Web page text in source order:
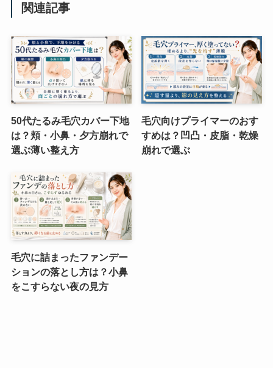
関連記事
50代たるみ毛穴カバー下地
は？頬・小鼻・夕方崩れで
選ぶ薄い整え方
毛穴向けプライマーのおす
すめは？凹凸・皮脂・乾燥
崩れで選ぶ
毛穴に詰まったファンデー
ションの落とし方は？小鼻
をこすらない夜の見方